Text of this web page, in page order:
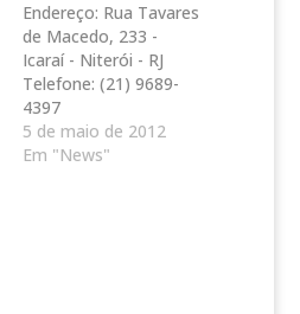
Endereço: Rua Tavares
de Macedo, 233 -
Icaraí - Niterói - RJ
Telefone: (21) 9689-
4397
5 de maio de 2012
Em "News"